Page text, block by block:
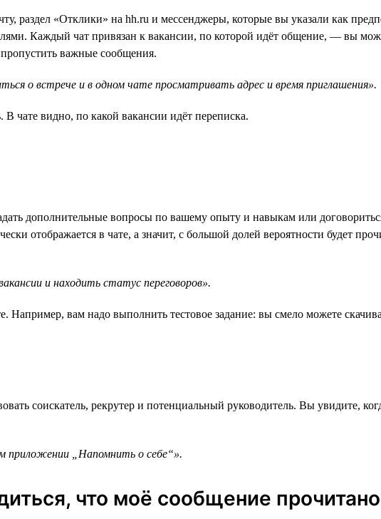
раздел «Отклики» на hh.ru и мессенджеры, которые вы указали как
Каждый чат привязан к вакансии, по которой идёт общение, — вы
важные сообщения.
о встрече и в одном чате просматривать адрес и время приглашения».
чате видно, по какой вакансии идёт переписка.
дополнительные вопросы по вашему опыту и навыкам или
отображается в чате, а значит, с большой долей вероятности будет
и находить статус переговоров».
Например, вам надо выполнить тестовое задание: вы смело можете
соискатель, рекрутер и потенциальный руководитель. Вы увидите,
приложении „Напомнить о себе“».
что моё сообщение